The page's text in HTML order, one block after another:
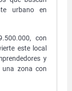
urbano en
con
este local
y
una zona con